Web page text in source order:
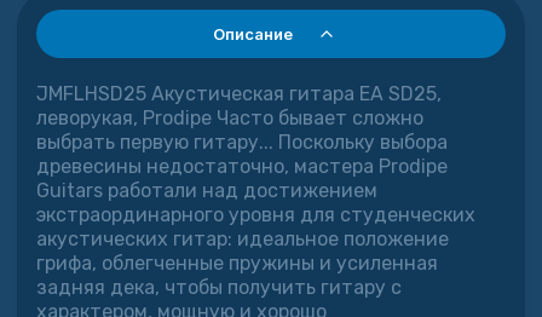
Описание
JMFLHSD25 Акустическая гитара EA SD25,
леворукая, Prodipe Часто бывает сложно
выбрать первую гитару... Поскольку выбора
древесины недостаточно, мастера Prodipe
Guitars работали над достижением
экстраординарного уровня для студенческих
акустических гитар: идеальное положение
грифа, облегченные пружины и усиленная
задняя дека, чтобы получить гитару с
характером, мощную и хорошо